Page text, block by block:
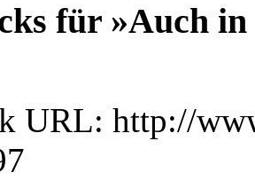
für »Auch
URL: http://